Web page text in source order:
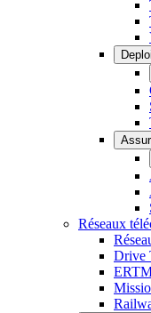
Réseaux
Drive